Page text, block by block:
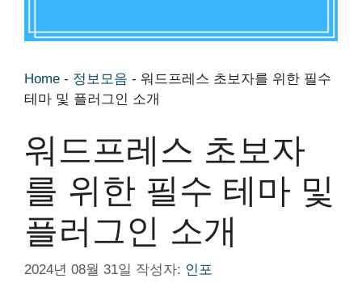
Home - 정보모음 - 워드프레스 초보자를 위한 필수
테마 및 플러그인 소개
워드프레스 초보자
를 위한 필수 테마 및
플러그인 소개
2024년 08월 31일 작성자: 인포